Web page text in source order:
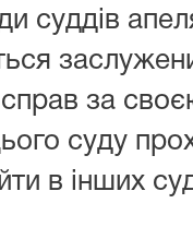
суддів
справ за
суду
в інших